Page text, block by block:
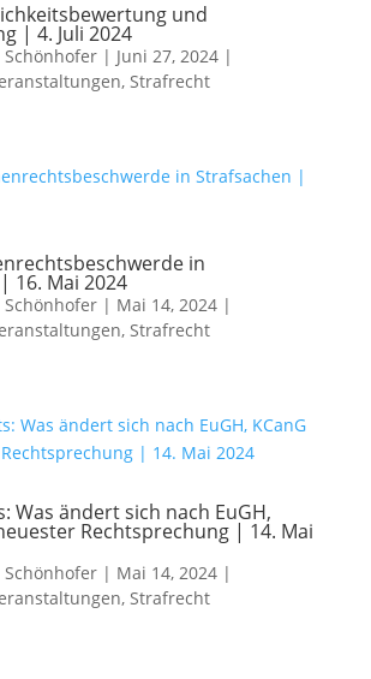
und
| 4. Juli 2024
| Juni 27, 2024|
, Strafrecht
in
16. Mai 2024
| Mai 14, 2024|
, Strafrecht
Was ändert sich nach EuGH,
Rechtsprechung | 14. Mai
| Mai 14, 2024|
, Strafrecht